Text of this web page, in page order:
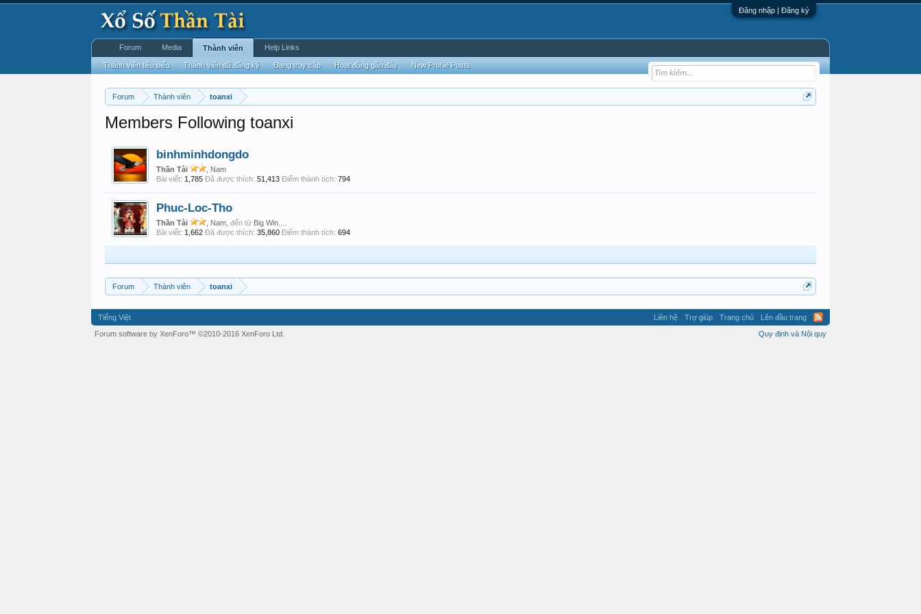
Đăng nhập | Đăng ký
Forum Thành viên toanxi
Members Following toanxi
binhminhdongdo
Thần Tài
, Nam
Bài viết: 1,785 Đã được thích: 51,413 Điểm thành tích: 794
Phuc-Loc-Tho
Thần Tài , Nam, đến từ Big Win....
Bài viết: 1,662 Đã được thích: 35,860 Điểm thành tích: 694
Forum Thành viên toanxi
Forum Media Thành viên
Thành viên tiêu biểu Thành viên đã đăng ký Đang truy cập Hoạt động gần đây New Profile Posts
Help Links
Tiếng Việt Liên hệ Trợ giúp Trang chủ
Lên đầu trang
Quy định và Nội quy
Forum software by XenForo™ ©2010-2016 XenForo Ltd.